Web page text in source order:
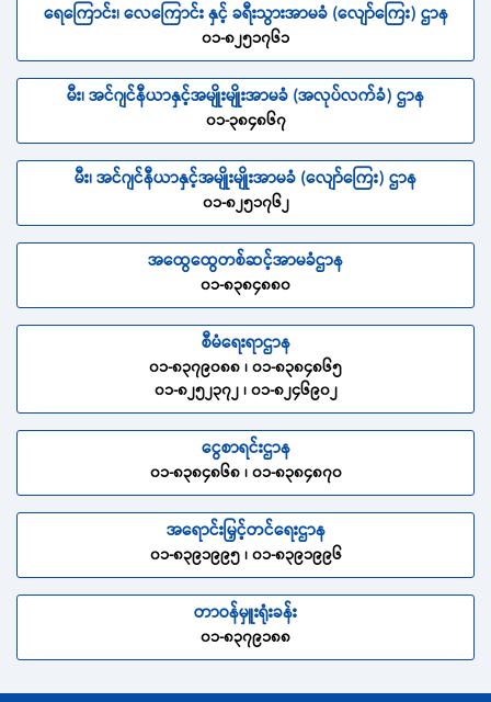
ရေကြောင်း၊ လေကြောင်း နှင့် ခရီးသွားအာမခံ (လျော်ကြေး) ဌာန
၀၁-၈၂၅၁၇၆၁
မီး၊ အင်ဂျင်နီယာနှင့်အမျိုးမျိုးအာမခံ (အလုပ်လက်ခံ) ဌာန
၀၁-၃၈၄၈၆၇
မီး၊ အင်ဂျင်နီယာနှင့်အမျိုးမျိုးအာမခံ (လျော်ကြေး) ဌာန
၀၁-၈၂၅၁၇၆၂
အထွေထွေတစ်ဆင့်အာမခံဌာန
၀၁-၈၃၈၄၈၈၀
စီမံရေးရာဌာန
၀၁-၈၃၇၉၀၈၈ ၊ ၀၁-၈၃၈၄၈၆၅
၀၁-၈၂၅၂၃၇၂ ၊ ၀၁-၈၂၄၆၉၀၂
ငွေစာရင်းဌာန
၀၁-၈၃၈၄၈၆၈ ၊ ၀၁-၈၃၈၄၈၇၀
အရောင်းမြှင့်တင်ရေးဌာန
၀၁-၈၃၉၁၉၉၅ ၊ ၀၁-၈၃၉၁၉၉၆
တာဝန်မှူးရုံးခန်း
၀၁-၈၃၇၉၁၈၈